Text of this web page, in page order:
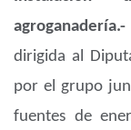
agroganadería.-
dirigida al
por el grupo
fuentes de